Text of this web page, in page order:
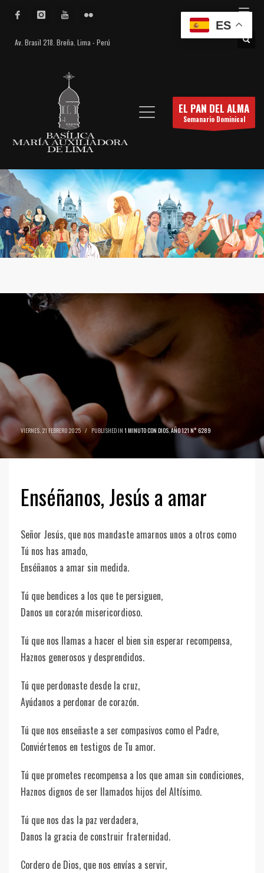
Av. Brasil 218. Breña. Lima - Perú
EL PAN DEL ALMA
Semanario Dominical
VIERNES, 21 FEBRERO 2025 / PUBLISHED IN 1 MINUTO CON DIOS,AÑO 121 N° 6289
Enséñanos, Jesús a amar
Señor Jesús, que nos mandaste amarnos unos a otros como
Tú nos has amado,
Enséñanos a amar sin medida.
Tú que bendices a los que te persiguen,
Danos un corazón misericordioso.
Tú que nos llamas a hacer el bien sin esperar recompensa,
Haznos generosos y desprendidos.
Tú que perdonaste desde la cruz,
Ayúdanos a perdonar de corazón.
Tú que nos enseñaste a ser compasivos como el Padre,
Conviértenos en testigos de Tu amor.
Tú que prometes recompensa a los que aman sin condiciones,
Haznos dignos de ser llamados hijos del Altísimo.
Tú que nos das la paz verdadera,
Danos la gracia de construir fraternidad.
Cordero de Dios, que nos envías a servir,
ES